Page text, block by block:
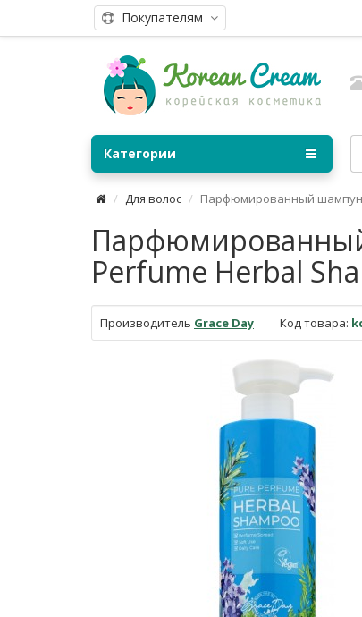
Покупателям
Категории
Для волос Парфюмированный
Perfume Herbal
Производитель Grace Day Код товара: